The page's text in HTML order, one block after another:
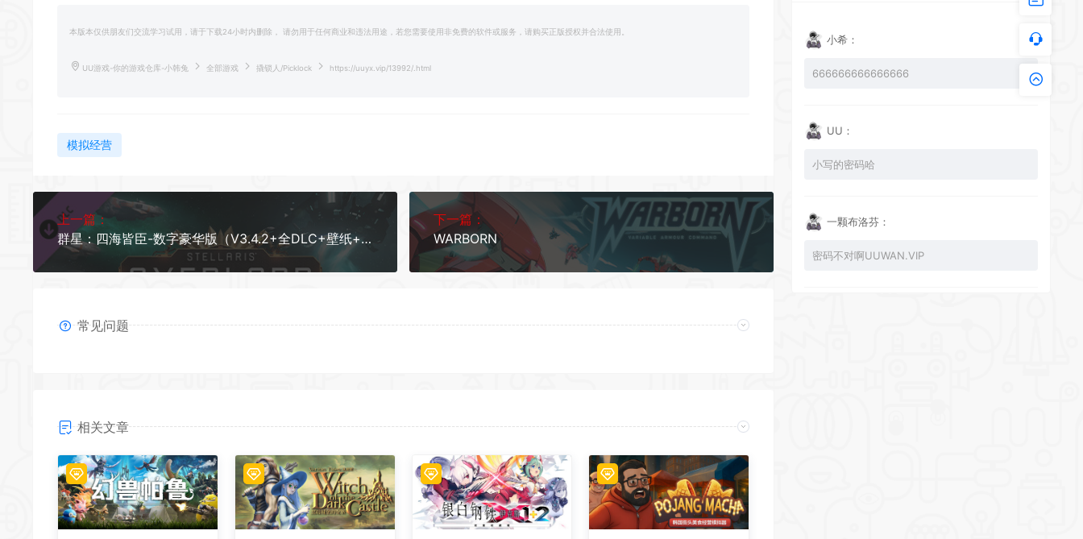
本版本仅供朋友们交流学习试用，请于下载24小时内删除， 请勿用于任何商业和违法用途，若您需要使用非免费的软件或服务，请购买正版授权并合法使用。
UU游戏-你的游戏仓库-小韩兔 全部游戏 撬锁人/Picklock https://uuyx.vip/13992/.html
模拟经营
上一篇：
群星：四海皆臣-数字豪华版（V3.4.2+全DLC+壁纸+OTS+电子书+原版小说+修改器）
下一篇：
WARBORN
常见问题
相关文章
小希：
666666666666666
UU：
小写的密码哈
一颗布洛芬：
密码不对啊UUWAN.VIP